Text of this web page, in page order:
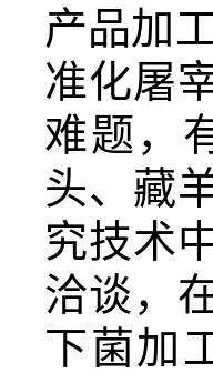
产品加
准化屠
难题，
头、藏
究技术
洽谈，
下菌加